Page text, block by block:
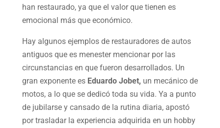
han restaurado, ya que el valor que tienen es
emocional más que económico.
Hay algunos ejemplos de restauradores de autos
antiguos que es menester mencionar por las
circunstancias en que fueron desarrollados. Un
gran exponente es Eduardo Jobet, un mecánico de
motos, a lo que se dedicó toda su vida. Ya a punto
de jubilarse y cansado de la rutina diaria, apostó
por trasladar la experiencia adquirida en un hobby